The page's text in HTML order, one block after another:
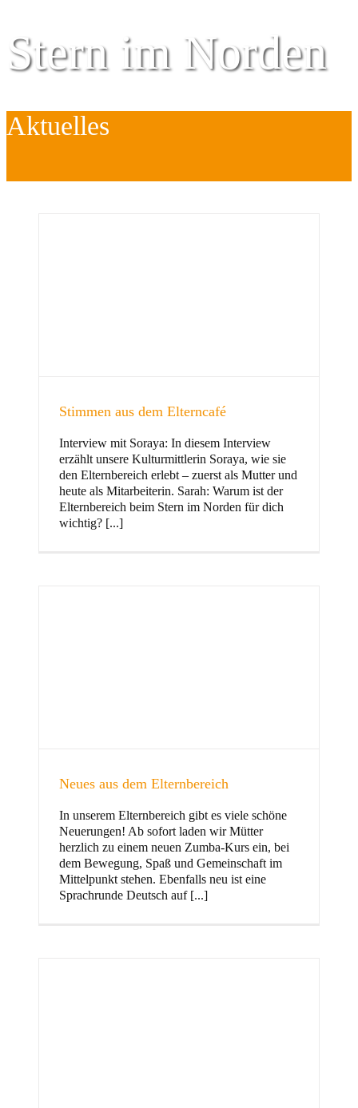
Stern im Norden
Zentrum für
und Familie
Kinder
Aktuelles
Stimmen aus dem Elterncafé
Interview mit Soraya: In diesem Interview
erzählt unsere Kulturmittlerin Soraya, wie sie
den Elternbereich erlebt – zuerst als Mutter und
heute als Mitarbeiterin. Sarah: Warum ist der
Elternbereich beim Stern im Norden für dich
wichtig? [...]
Neues aus dem Elternbereich
In unserem Elternbereich gibt es viele schöne
Neuerungen! Ab sofort laden wir Mütter
herzlich zu einem neuen Zumba-Kurs ein, bei
dem Bewegung, Spaß und Gemeinschaft im
Mittelpunkt stehen. Ebenfalls neu ist eine
Sprachrunde Deutsch auf [...]